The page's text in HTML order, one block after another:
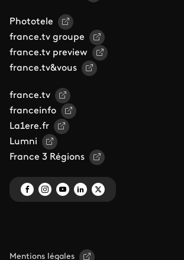
Phototele
france.tv groupe
france.tv preview
france.tv&vous
france.tv
franceinfo
La1ere.fr
Lumni
France 3 Régions
Mentions légales